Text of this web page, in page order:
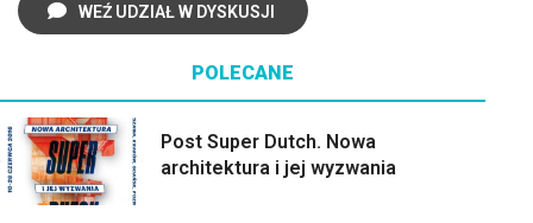
WEŹ UDZIAŁ W DYSKUSJI
POLECANE
Post Super Dutch. Nowa
architektura i jej wyzwania